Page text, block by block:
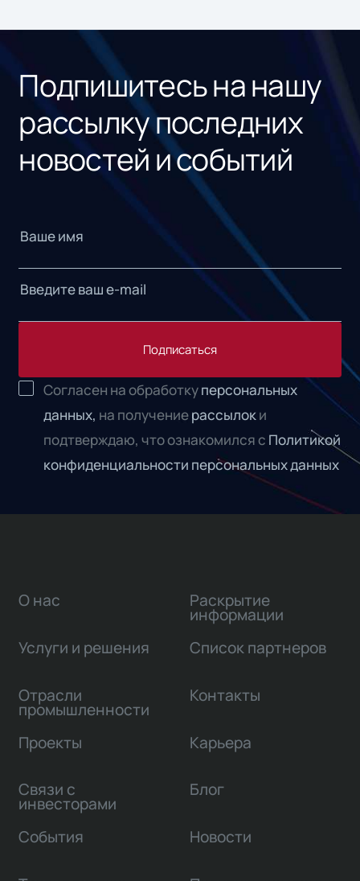
Подпишитесь на нашу
рассылку последних
новостей и событий
Подписаться
Согласен на обработкуперсональных
данных, на получениерассылок и
подтверждаю, что ознакомился с Политикой
конфиденциальности персональных данных
О нас
Услуги и решения
Отрасли
промышленности
Проекты
Связи с
инвесторами
Раскрытие
информации
Список партнеров
Контакты
Карьера
Блог
События Новости